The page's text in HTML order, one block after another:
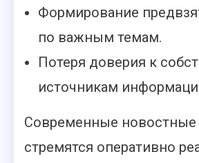
Формирование
по важным темам.
Потеря доверия к
источникам
Современные новостные
стремятся оперативно